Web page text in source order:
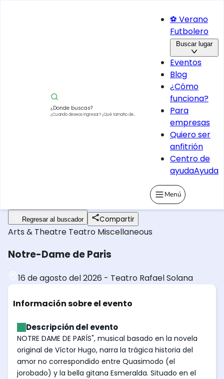
¿Donde buscas?
¿Cuando deseas ingresar?¿Qué tamaño de
⚽ Verano
Futbolero
Buscar lugar
Eventos
Blog
¿Cómo
funciona?
Para
empresas
Quiero ser
anfitrión
Centro de
ayudaAyuda
Menú
Regresar al buscador Compartir
Arts & Theatre Teatro Miscellaneous
Notre-Dame de Paris
16 de agosto del 2026 - Teatro Rafael Solana
Información sobre el evento
Descripción del evento
NOTRE DAME DE PARÍS", musical basado en la novela
original de Víctor Hugo, narra la trágica historia del
amor no correspondido entre Quasimodo (el
jorobado) y la bella gitana Esmeralda. Situado en el